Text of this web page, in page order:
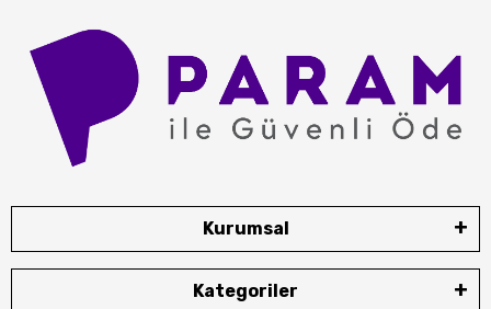
Kurumsal
Kategoriler